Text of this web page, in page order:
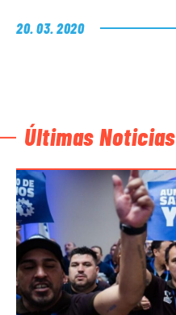
20. 03. 2020
Últimas Noticias